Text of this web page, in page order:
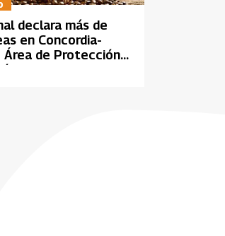
declara más de
en Concordia-
Área de Protección
de Alimentos